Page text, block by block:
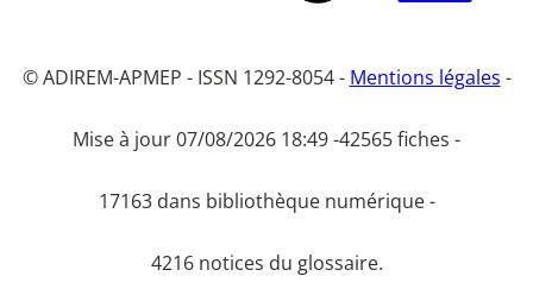
© ADIREM-APMEP - ISSN 1292-8054 - Mentions légales -
Mise à jour 07/08/2026 18:49 -42565 fiches -
17163 dans bibliothèque numérique -
4216 notices du glossaire.